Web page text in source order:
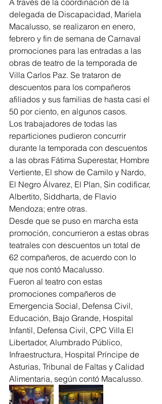
A través de la coordinación de la
delegada de Discapacidad, Mariela
Macalusso, se realizaron en enero,
febrero y fin de semana de Carnaval
promociones para las entradas a las
obras de teatro de la temporada de
Villa Carlos Paz. Se trataron de
descuentos para los compañeros
afiliados y sus familias de hasta casi el
50 por ciento, en algunos casos.
Los trabajadores de todas las
reparticiones pudieron concurrir
durante la temporada con descuentos
a las obras Fátima Superestar, Hombre
Vertiente, El show de Camilo y Nardo,
El Negro Álvarez, El Plan, Sin codificar,
Albertito, Siddharta, de Flavio
Mendoza; entre otras.
Desde que se puso en marcha esta
promoción, concurrieron a estas obras
teatrales con descuentos un total de
62 compañeros, de acuerdo con lo
que nos contó Macalusso.
Fueron al teatro con estas
promociones compañeros de
Emergencia Social, Defensa Civil,
Educación, Bajo Grande, Hospital
Infantil, Defensa Civil, CPC Villa El
Libertador, Alumbrado Público,
Infraestructura, Hospital Príncipe de
Asturias, Tribunal de Faltas y Calidad
Alimentaria, según contó Macalusso.